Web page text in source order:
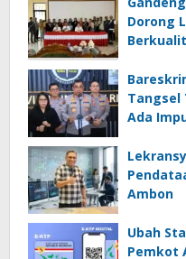
Dorong
Tangsel
Ada
Ambon
Ubah
Pemkot